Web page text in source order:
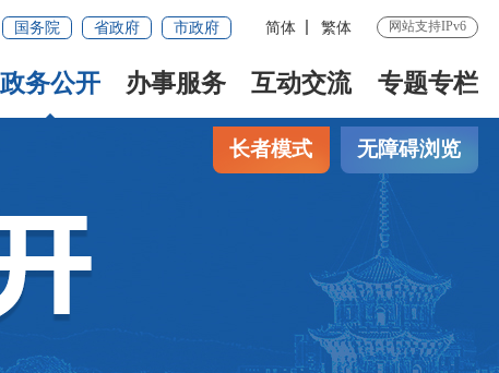
国务院 省政府 市政府 简体 繁体 网站支持IPv6
政务公开 办事服务 互动交流 专题专栏
长者模式 无障碍浏览